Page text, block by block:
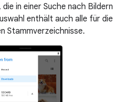
in einer Suche nach Bildern
enthält auch alle für die
Stammverzeichnisse.